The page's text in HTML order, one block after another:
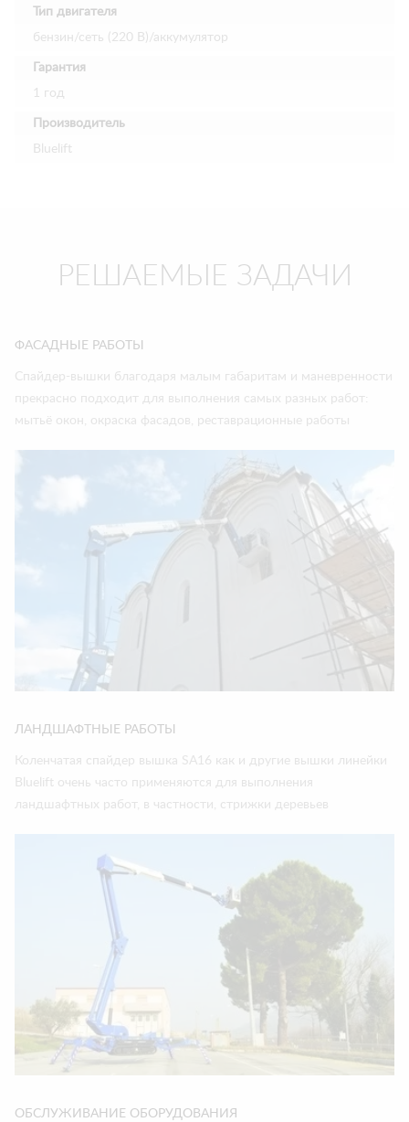
Тип двигателя
бензин/сеть (220 В)/аккумулятор
Гарантия
1 год
Производитель
Bluelift
РЕШАЕМЫЕ ЗАДАЧИ
ФАСАДНЫЕ РАБОТЫ
Спайдер-вышки благодаря малым габаритам и маневренности
прекрасно подходит для выполнения самых разных работ:
мытьё окон, окраска фасадов, реставрационные работы
ЛАНДШАФТНЫЕ РАБОТЫ
Коленчатая спайдер вышка SA16 как и другие вышки линейки
Bluelift очень часто применяются для выполнения
ландшафтных работ, в частности, стрижки деревьев
ОБСЛУЖИВАНИЕ ОБОРУДОВАНИЯ